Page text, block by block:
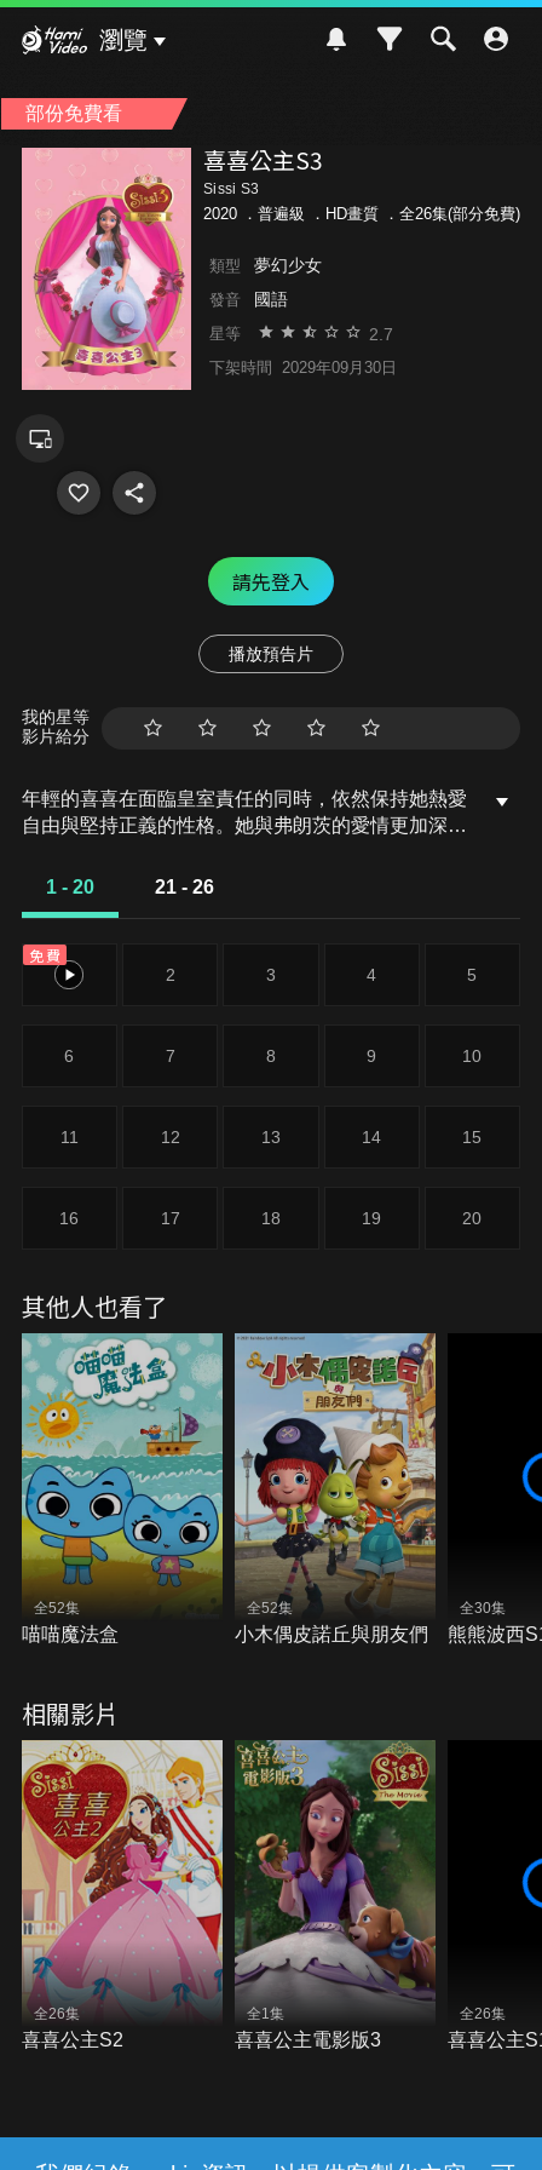
瀏覽
部份免費看
喜喜公主S3
Sissi S3
2020 ． 普遍級 ．HD畫質 ．全26集(部分免費)
類型 夢幻少女
發音 國語
星等 2.7
下架時間 2029年09月30日
請先登入
播放預告片
我的星等
影片給分
年輕的喜喜在面臨皇室責任的同時，依然保持她熱愛
自由與堅持正義的性格。她與弗朗茨的愛情更加深
鐲揭示了更多力量，讓她能夠更深刻地影響動物與人
色，他們試圖阻礙她與弗朗茨的幸福並動搖皇室的和
平。喜喜運用她的智慧與勇氣，克服困難，保護所愛
1 - 20 21 - 26
免費
1 2 3 4 5
6 7 8 9 10
11 12 13 14 15
16 17 18 19 20
其他人也看了
全52集
喵喵魔法盒
全52集
小木偶皮諾丘與朋友們
全30集
熊熊波西
相關影片
全26集
喜喜公主S2
全1集
喜喜公主電影版3
全26集
喜喜公主